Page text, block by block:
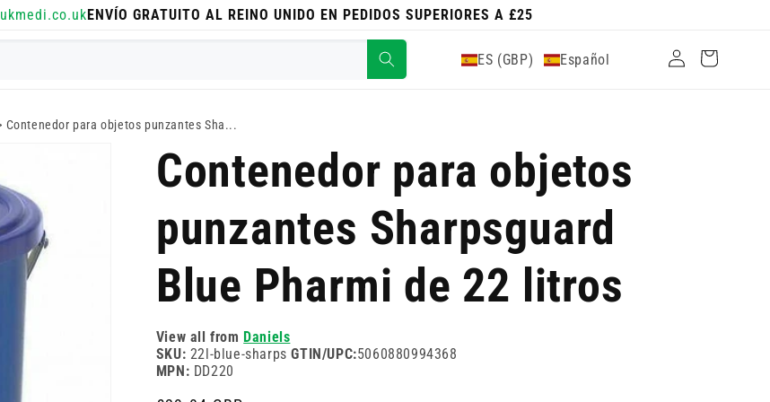
ENVÍO GRATUITO AL REINO UNIDO EN PEDIDOS SUPERIORES A £25
ES (GBP) Español
Iniciar
sesión
Carrito
Contenedor para objetos punzantes Sha...
Contenedor para objetos
punzantes Sharpsguard
Blue Pharmi de 22 litros
View all from Daniels
SKU: 22l-blue-sharpsGTIN/UPC:5060880994368
MPN: DD220